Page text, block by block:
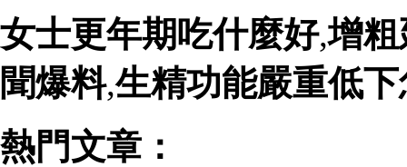
女士更年期吃什麼好,增
聞爆料,生精功能嚴重低
熱門文章：